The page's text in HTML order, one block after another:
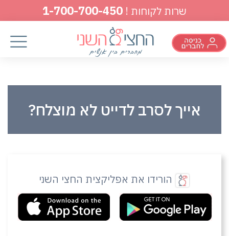
שרות לקוחות ! 1-700-700-450
אייך לסרב לדייט לא מוצלח?
הורידו את אפליקצית החצי השני